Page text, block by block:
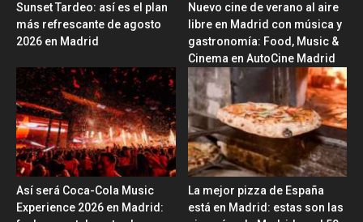
Sunset Tardeo: así es el plan
más refrescante de agosto
2026 en Madrid
Nuevo cine de verano al aire
libre en Madrid con música y
gastronomía: Food, Music &
Cinema en AutoCine Madrid
Así será Coca-Cola Music
Experience 2026 en Madrid:
La mejor pizza de España
está en Madrid: estas son las